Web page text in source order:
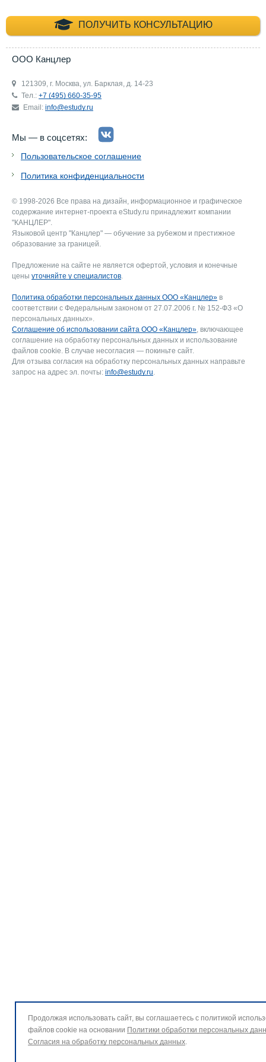
ПОЛУЧИТЬ КОНСУЛЬТАЦИЮ
+7 (495) 660-35-
ООО Канцлер
121309, г. Москва, ул. Барклая, д. 14-23
Тел.: +7 (495) 660-35-95
Email: info@estudy.ru
Мы — в соцсетях:
Пользовательское соглашение
Политика конфиденциальности
© 1998-2026 Все права на дизайн, информационное и графическое
содержание интернет-проекта eStudy.ru принадлежит компании
"КАНЦЛЕР".
Языковой центр "Канцлер" — обучение за рубежом и престижное
образование за границей.
Предложение на сайте не является офертой, условия и конечные
цены уточняйте у специалистов.
Политика обработки персональных данных ООО «Канцлер» в
соответствии с Федеральным законом от 27.07.2006 г. № 152-ФЗ «О
персональных данных».
Соглашение об использовании сайта ООО «Канцлер», включающее
соглашение на обработку персональных данных и использование
файлов cookie. В случае несогласия — покиньте сайт.
Для отзыва согласия на обработку персональных данных направьте
запрос на адрес эл. почты: info@estudy.ru.
Продолжая использовать сайт, вы соглашаетесь с политикой
файлов cookie на основании Политики обработки персональных
Согласия на обработку персональных данных.